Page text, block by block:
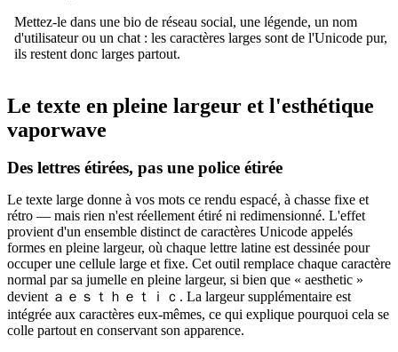
Mettez-le dans une bio de réseau social, une légende, un nom
d'utilisateur ou un chat : les caractères larges sont de l'Unicode pur,
ils restent donc larges partout.
Le texte en pleine largeur et l'esthétique
vaporwave
Des lettres étirées, pas une police étirée
Le texte large donne à vos mots ce rendu espacé, à chasse fixe et
rétro — mais rien n'est réellement étiré ni redimensionné. L'effet
provient d'un ensemble distinct de caractères Unicode appelés
formes en pleine largeur, où chaque lettre latine est dessinée pour
occuper une cellule large et fixe. Cet outil remplace chaque caractère
normal par sa jumelle en pleine largeur, si bien que « aesthetic »
devient ａｅｓｔｈｅｔｉｃ. La largeur supplémentaire est
intégrée aux caractères eux-mêmes, ce qui explique pourquoi cela se
colle partout en conservant son apparence.